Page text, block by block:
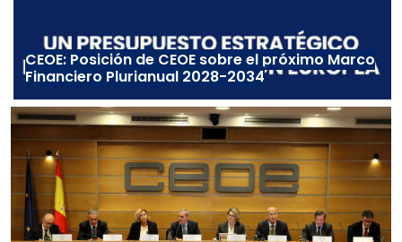
CEOE: Posición de CEOE sobre el próximo Marco
Financiero Plurianual 2028-2034